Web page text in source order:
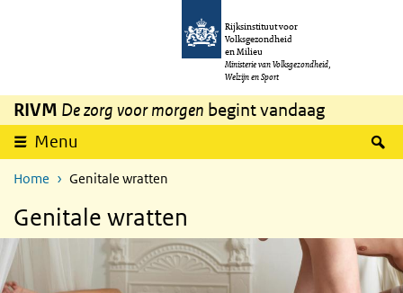
Overslaan en naar de inhoud gaan
Rijksinstituut voor
Volksgezondheid
en Milieu
Ministerie van Volksgezondheid,
Welzijn en Sport
RIVM De zorg voor morgen begint vandaag
Menu
Home Genitale wratten
Genitale wratten